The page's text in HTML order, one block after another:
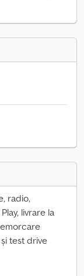
radio,
livrare la
test drive